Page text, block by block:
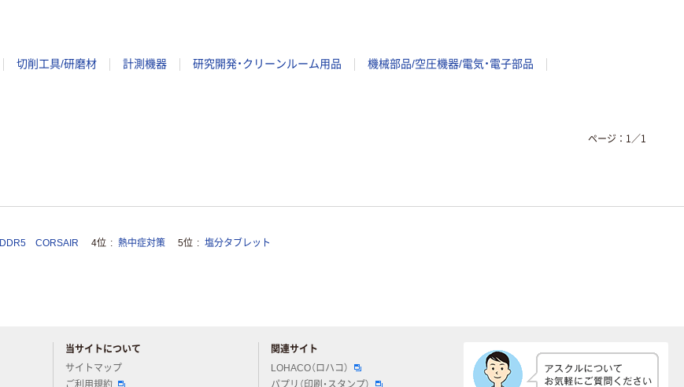
切削工具/研磨材 計測機器 研究開発・クリーンルーム用品 機械部品/空圧機器/電気・電子部品
ページ： 1 ／1
DDR5 CORSAIR 4位 熱中症対策 5位 塩分タブレット
当サイトについて
サイトマップ
関連サイト
LOHACO（ロハコ）